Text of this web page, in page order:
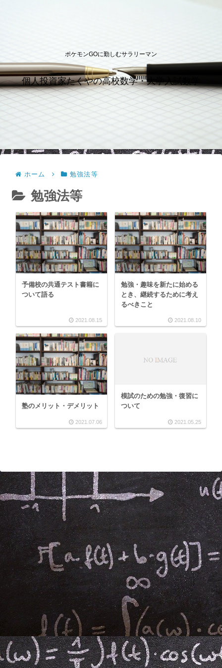
ポケモンGOに勤しむサラリーマン
個人投資家たくやの高校数学・大学入試数学
ホーム 勉強法等
勉強法等
予備校の共通テスト書籍に
ついて語る
2021.08.15
勉強・趣味を新たに始める
とき、継続するために考え
るべきこと
2021.08.10
塾のメリット・デメリット
2021.07.06
模試のための勉強・復習に
ついて
2021.05.25